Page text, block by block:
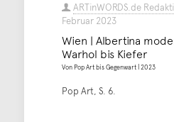
ARTinWORDS.de
Februar 2023
Wien | Albertina
Warhol bis Kiefer
Von Pop Art bis Gegenwart | 2023
Pop Art, S. 6.